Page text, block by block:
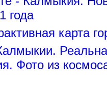
года
карта
Фото из